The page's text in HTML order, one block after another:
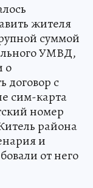
жителя
суммой
УМВД,
о
договор с
сим-карта
номер
района
и
от него